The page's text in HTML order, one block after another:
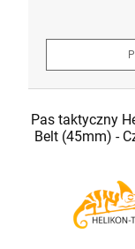
Pas taktyczny
Belt (45mm) -